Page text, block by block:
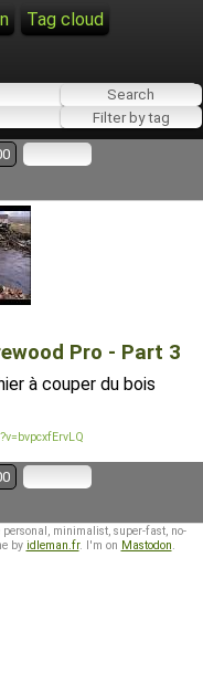
Tag cloud
Pro - Part 3
à couper du bois
personal, minimalist, super-fast, no-
by idleman.fr. I'm on Mastodon.